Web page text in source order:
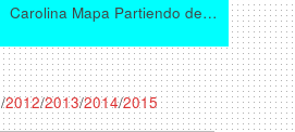
Carolina Mapa Partiendo de…
/2012/2013/2014/2015